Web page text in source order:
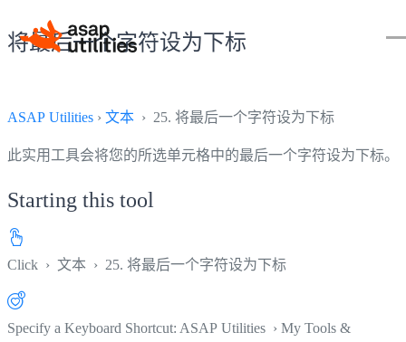
将最后一个字符设为下标
ASAP Utilities › 文本 › 25. 将最后一个字符设为下标
此实用工具会将您的所选单元格中的最后一个字符设为下标。
Starting this tool
Click › 文本 › 25. 将最后一个字符设为下标
Specify a Keyboard Shortcut: ASAP Utilities › My Tools &